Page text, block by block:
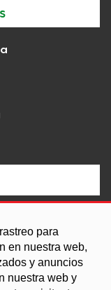
para
en nuestra web,
y anuncios
nuestra web y